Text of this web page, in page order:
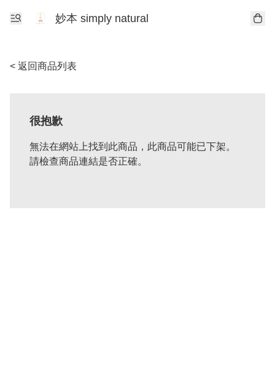
妙本 simply natural
< 返回商品列表
很抱歉
無法在網站上找到此商品，此商品可能已下架。
請檢查商品連結是否正確。